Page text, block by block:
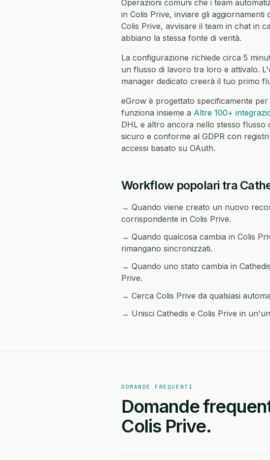
Operazioni comuni che i team
in Colis Prive, inviare gli aggiornamenti
Colis Prive, avvisare il team in chat in
abbiano la stessa fonte di verità.
La configurazione richiede circa 5
un flusso di lavoro tra loro e attivalo.
manager dedicato creerà il tuo primo
eGrow è progettato specificamente
funziona insieme a Altre 100+
DHL e altro ancora nello stesso flusso
sicuro e conforme al GDPR con
accessi basato su OAuth.
Workflow popolari tra
→ Quando viene creato un nuovo
corrispondente in Colis Prive.
→ Quando qualcosa cambia in Colis
rimangano sincronizzati.
→ Quando uno stato cambia in
Prive.
→ Cerca Colis Prive da qualsiasi
→ Unisci Cathedis e Colis Prive in
DOMANDE FREQUENTI
Domande
Colis Prive.